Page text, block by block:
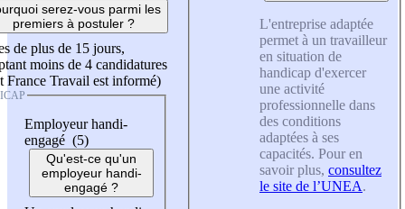
serez-vous parmi les
premiers à postuler ?
de plus de 15 jours,
moins de 4 candidatures
France Travail est informé)
Employeur handi-
engagé (5)
Qu'est-ce qu'un
employeur handi-
engagé ?
L'entreprise adaptée
permet à un travailleur
en situation de
handicap d'exercer
une activité
professionnelle dans
des conditions
adaptées à ses
capacités. Pour en
savoir plus, consultez
le site de l’UNEA.